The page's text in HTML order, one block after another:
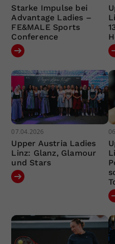
Starke Impulse bei
Advantage Ladies –
FE&MALE Sports
Conference
07.04.2026
Upper Austria Ladies
Linz: Glanz, Glamour
und Stars